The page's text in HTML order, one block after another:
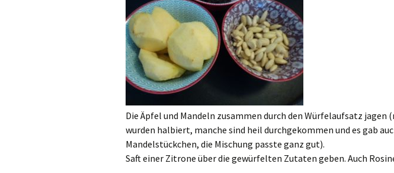
Die Äpfel und Mandeln zusammen durch den Würfelaufsatz jagen
wurden halbiert, manche sind heil durchgekommen und es gab
Mandelstückchen, die Mischung passte ganz gut).
Saft einer Zitrone über die gewürfelten Zutaten geben. Auch